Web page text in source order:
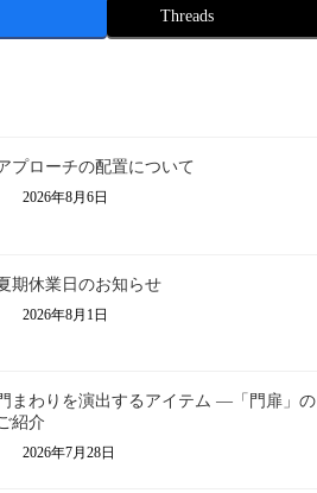
Threads
プローチの配置について
2026年8月6日
期休業日のお知らせ
2026年8月1日
まわりを演出するアイテム ―「門扉」の
紹介
2026年7月28日